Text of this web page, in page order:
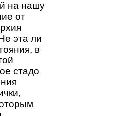
на нашу
от
эта ли
в
стадо